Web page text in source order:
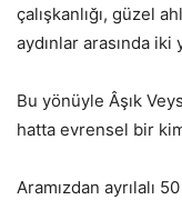
çalışkanlığı, güzel
aydınlar arasında
Bu yönüyle Âşık
hatta evrensel bir
Aramızdan ayrılalı